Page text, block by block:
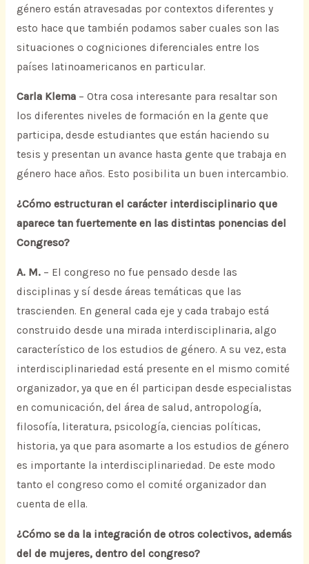
género están atravesadas por contextos diferentes y
esto hace que también podamos saber cuales son las
situaciones o cogniciones diferenciales entre los
países latinoamericanos en particular.
Carla Klema– Otra cosa interesante para resaltar son
los diferentes niveles de formación en la gente que
participa, desde estudiantes que están haciendo su
tesis y presentan un avance hasta gente que trabaja en
género hace años. Esto posibilita un buen intercambio.
¿Cómo estructuran el carácter interdisciplinario que
aparece tan fuertemente en las distintas ponencias del
Congreso?
A. M. – El congreso no fue pensado desde las
disciplinas y sí desde áreas temáticas que las
trascienden. En general cada eje y cada trabajo está
construido desde una mirada interdisciplinaria, algo
característico de los estudios de género. A su vez, esta
interdisciplinariedad está presente en el mismo comité
organizador, ya que en él participan desde especialistas
en comunicación, del área de salud, antropología,
filosofía, literatura, psicología, ciencias políticas,
historia, ya que para asomarte a los estudios de género
es importante la interdisciplinariedad. De este modo
tanto el congreso como el comité organizador dan
cuenta de ella.
¿Cómo se da la integración de otros colectivos, además
del de mujeres, dentro del congreso?